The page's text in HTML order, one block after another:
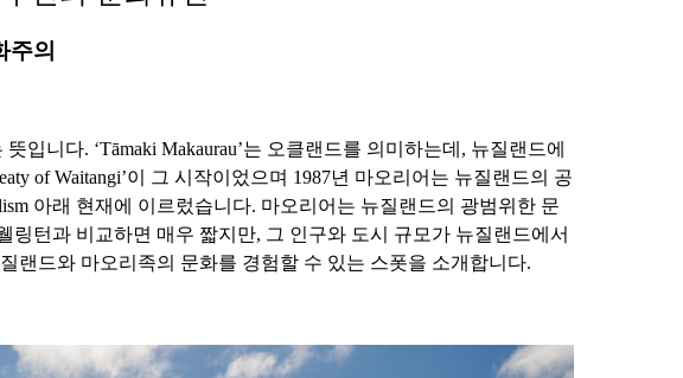
주의
입니다. ‘Tāmaki Makaurau’는 오클랜드를 의미하는데, 뉴질랜드에
of Waitangi’이 그 시작이었으며 1987년 마오리어는 뉴질랜드의 공
아래 현재에 이르렀습니다. 마오리어는 뉴질랜드의 광범위한 문
턴과 비교하면 매우 짧지만, 그 인구와 도시 규모가 뉴질랜드에서
랜드와 마오리족의 문화를 경험할 수 있는 스폿을 소개합니다.